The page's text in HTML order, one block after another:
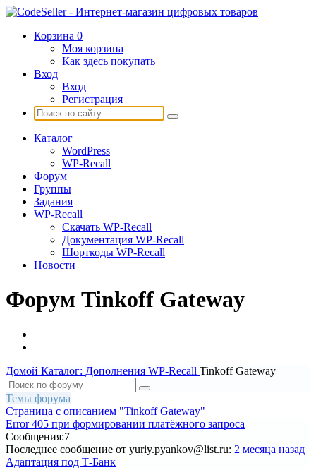
Корзина 0
Моя корзина
Как здесь покупать
Вход
Вход
Регистрация
Каталог
WordPress
WP-Recall
Форум
Группы
Задания
WP-Recall
Скачать WP-Recall
Документация WP-Recall
Шорткоды WP-Recall
Новости
Форум Tinkoff Gateway
Домой Каталог: Дополнения WP-Recall Tinkoff Gateway
Темы форума
Страница c описанием "Tinkoff Gateway"
Error 405 при формировании платёжного запроса
Сообщения:7
Последнее сообщение от yuriy.pyankov@list.ru: 2 месяца назад
Адаптация под Т-Банк